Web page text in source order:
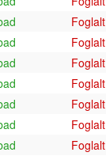
Foglalt
Foglalt
Foglalt
Foglalt
Foglalt
Foglalt
Foglalt